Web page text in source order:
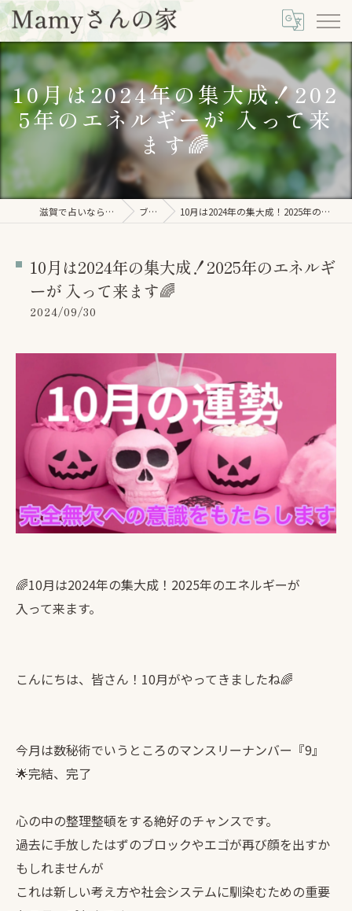
10月は2024年の集大成！202
5年のエネルギーが 入って来
ます🌈
滋賀で占いならMamyさんの家 ブログ 10月は2024年の集大成！2025年のエネルギーが 入って来ます🌈
10月は2024年の集大成！2025年のエネルギ
ーが 入って来ます🌈
2024/09/30
🌈10月は2024年の集大成！2025年のエネルギーが
入って来ます。
こんにちは、皆さん！10月がやってきましたね🌈
今月は数秘術でいうところのマンスリーナンバー『9』
🌟完結、完了
心の中の整理整頓をする絶好のチャンスです。
過去に手放したはずのブロックやエゴが再び顔を出すか
もしれませんが
これは新しい考え方や社会システムに馴染むための重要